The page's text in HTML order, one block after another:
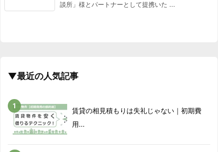
談所」様とパートナーとして提携いた ...
▼最近の人気記事
賃貸の相見積もりは失礼じゃない｜初期費
用...